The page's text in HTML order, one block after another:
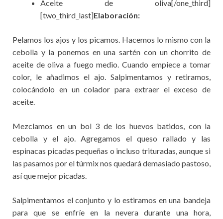
Aceite de oliva[/one_third]
[two_third_last]Elaboración:
Pelamos los ajos y los picamos. Hacemos lo mismo con la
cebolla y la ponemos en una sartén con un chorrito de
aceite de oliva a fuego medio. Cuando empiece a tomar
color, le añadimos el ajo. Salpimentamos y retiramos,
colocándolo en un colador para extraer el exceso de
aceite.
Mezclamos en un bol 3 de los huevos batidos, con la
cebolla y el ajo. Agregamos el queso rallado y las
espinacas picadas pequeñas o incluso trituradas, aunque si
las pasamos por el túrmix nos quedará demasiado pastoso,
así que mejor picadas.
Salpimentamos el conjunto y lo estiramos en una bandeja
para que se enfríe en la nevera durante una hora,